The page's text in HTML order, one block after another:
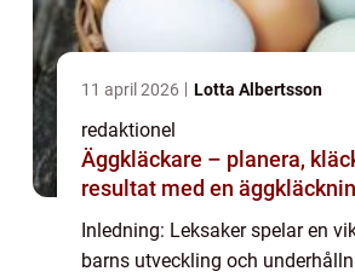
11 april 2026 Lotta Albertsson
redaktionel
Äggkläckare – planera,
resultat med en
Inledning: Leksaker spelar en
barns utveckling och